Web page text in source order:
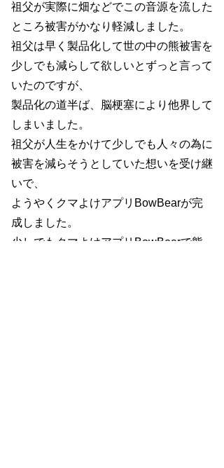
祖父が実際に畑などでこの音源を流した
ところ被害がかなり軽減しました。
祖父は早く製品化して世の中の熊被害を
少しでも減らして欲しいとずっと言って
いたのですが、
製品化の道半ば、脳梗塞により他界して
しまいました。
祖父が人生をかけて少しでも人々の為に
被害を減らそうとしていた想いを受け継
いで、
ようやくクマよけアプリBowBearが完
成しました。
少しでもクマよけアプリBowBearで熊